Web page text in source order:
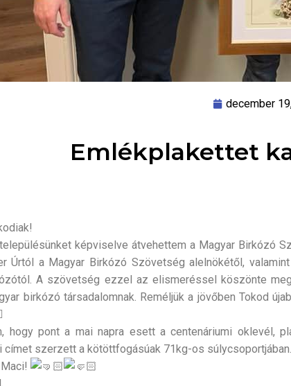
december
Emlékplakettet
képviselve átvehettem a Magyar Birkózó
Úrtól a Magyar Birkózó Szövetség alelnökétől,
A szövetség ezzel az elismeréssel köszönte
birkózó társadalomnak. Reméljük a jövőben Tokod
hogy pont a mai napra esett a centenáriumi oklevél,
címet szerzett a kötöttfogásúak 71kg-os súlycsoportjában.